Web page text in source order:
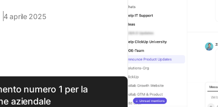
4 aprile 2025
numero 1 per la
aziendale